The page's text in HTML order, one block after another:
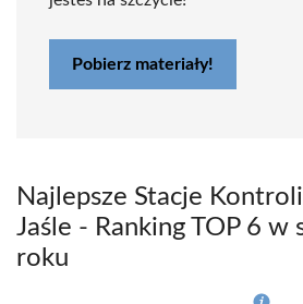
Pobierz materiały!
Najlepsze Stacje
Jaśle - Ranking TOP 6 w
roku